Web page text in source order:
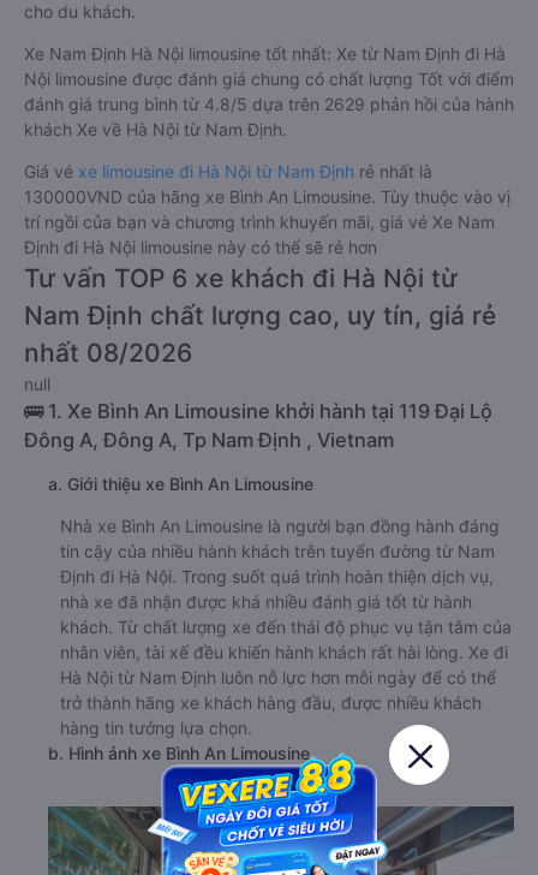
cho du khách.
Xe Nam Định Hà Nội limousine tốt nhất: Xe từ Nam Định đi Hà
Nội limousine được đánh giá chung có chất lượng Tốt với điểm
đánh giá trung bình từ 4.8/5 dựa trên 2629 phản hồi của hành
khách Xe về Hà Nội từ Nam Định.
Giá vé xe limousine đi Hà Nội từ Nam Định rẻ nhất là
130000VND của hãng xe Bình An Limousine. Tùy thuộc vào vị
trí ngồi của bạn và chương trình khuyến mãi, giá vé Xe Nam
Định đi Hà Nội limousine này có thể sẽ rẻ hơn
Tư vấn TOP 6 xe khách đi Hà Nội từ
Nam Định chất lượng cao, uy tín, giá rẻ
nhất 08/2026
null
🚌 1. Xe Bình An Limousine khởi hành tại 119 Đại Lộ
Đông A, Đông A, Tp Nam Định , Vietnam
a. Giới thiệu xe Bình An Limousine
Nhà xe Bình An Limousine là người bạn đồng hành đáng
tin cậy của nhiều hành khách trên tuyến đường từ Nam
Định đi Hà Nội. Trong suốt quá trình hoàn thiện dịch vụ,
nhà xe đã nhận được khá nhiều đánh giá tốt từ hành
khách. Từ chất lượng xe đến thái độ phục vụ tận tâm của
nhân viên, tài xế đều khiến hành khách rất hài lòng. Xe đi
Hà Nội từ Nam Định luôn nỗ lực hơn mỗi ngày để có thể
trở thành hãng xe khách hàng đầu, được nhiều khách
hàng tin tưởng lựa chọn.
b. Hình ảnh xe Bình An Limousine